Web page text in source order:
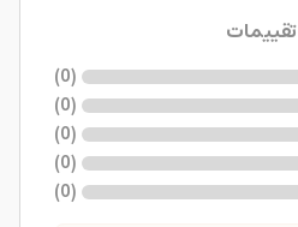
تقييمات
(
0
)
(
0
)
(
0
)
(
0
)
(
0
)